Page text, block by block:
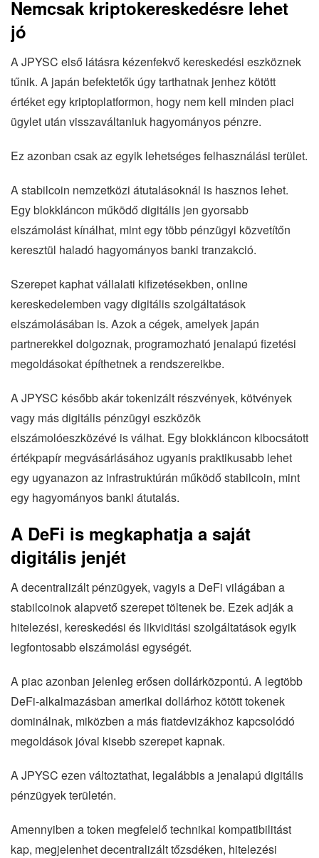
Nemcsak kriptokereskedésre lehet
jó
A JPYSC első látásra kézenfekvő kereskedési eszköznek
tűnik. A japán befektetők úgy tarthatnak jenhez kötött
értéket egy kriptoplatformon, hogy nem kell minden piaci
ügylet után visszaváltaniuk hagyományos pénzre.
Ez azonban csak az egyik lehetséges felhasználási terület.
A stabilcoin nemzetközi átutalásoknál is hasznos lehet.
Egy blokkláncon működő digitális jen gyorsabb
elszámolást kínálhat, mint egy több pénzügyi közvetítőn
keresztül haladó hagyományos banki tranzakció.
Szerepet kaphat vállalati kifizetésekben, online
kereskedelemben vagy digitális szolgáltatások
elszámolásában is. Azok a cégek, amelyek japán
partnerekkel dolgoznak, programozható jenalapú fizetési
megoldásokat építhetnek a rendszereikbe.
A JPYSC később akár tokenizált részvények, kötvények
vagy más digitális pénzügyi eszközök
elszámolóeszközévé is válhat. Egy blokkláncon kibocsátott
értékpapír megvásárlásához ugyanis praktikusabb lehet
egy ugyanazon az infrastruktúrán működő stabilcoin, mint
egy hagyományos banki átutalás.
A DeFi is megkaphatja a saját
digitális jenjét
A decentralizált pénzügyek, vagyis a DeFi világában a
stabilcoinok alapvető szerepet töltenek be. Ezek adják a
hitelezési, kereskedési és likviditási szolgáltatások egyik
legfontosabb elszámolási egységét.
A piac azonban jelenleg erősen dollárközpontú. A legtöbb
DeFi-alkalmazásban amerikai dollárhoz kötött tokenek
dominálnak, miközben a más fiatdevizákhoz kapcsolódó
megoldások jóval kisebb szerepet kapnak.
A JPYSC ezen változtathat, legalábbis a jenalapú digitális
pénzügyek területén.
Amennyiben a token megfelelő technikai kompatibilitást
kap, megjelenhet decentralizált tőzsdéken, hitelezési